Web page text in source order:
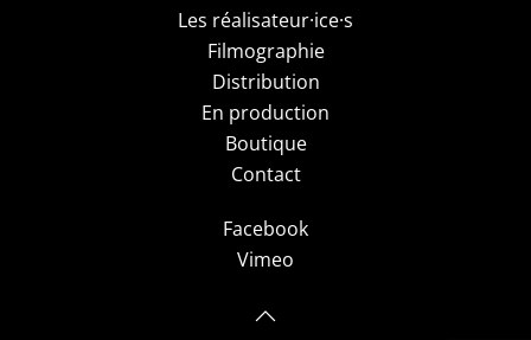
Les réalisateur·ice·s
Filmographie
Distribution
En production
Boutique
Contact
Facebook
Vimeo